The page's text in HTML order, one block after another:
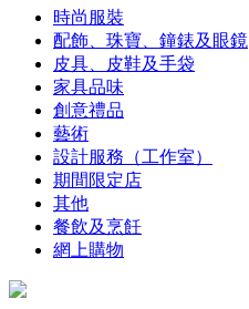
時尚服裝
配飾、珠寶、鐘錶及眼鏡
皮具、皮鞋及手袋
家具品味
創意禮品
藝術
設計服務（工作室）
期間限定店
其他
餐飲及烹飪
網上購物